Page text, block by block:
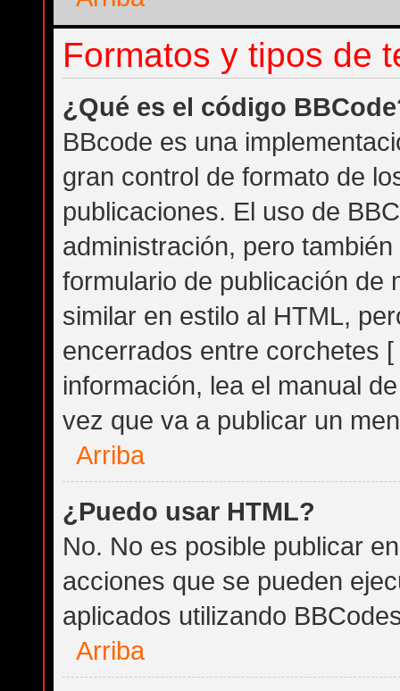
Formatos y tipos de
¿Qué es el código
BBcode es una
gran control de formato de
publicaciones. El uso de
administración, pero
formulario de publicación de
similar en estilo al HTML,
encerrados entre corchetes
información, lea el manual
vez que va a publicar un
Arriba
¿Puedo usar HTML?
No. No es posible publicar
acciones que se pueden
aplicados utilizando
Arriba